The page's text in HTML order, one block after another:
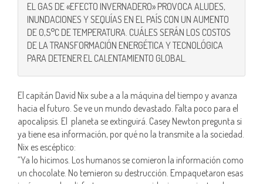
EL GAS DE «EFECTO INVERNADERO» PROVOCA ALUDES,
INUNDACIONES Y SEQUÍAS EN EL PAÍS CON UN AUMENTO
DE 0,5°C DE TEMPERATURA. CUÁLES SERÁN LOS COSTOS
DE LA TRANSFORMACIÓN ENERGÉTICA Y TECNOLÓGICA
PARA DETENER EL CALENTAMIENTO GLOBAL.
El capitán David Nix sube a a la máquina del tiempo y avanza
hacia el futuro. Se ve un mundo devastado. Falta poco para el
apocalipsis. El planeta se extinguirá. Casey Newton pregunta si
ya tiene esa información, por qué no la transmite a la sociedad.
Nix es escéptico:
“Ya lo hicimos. Los humanos se comieron la información como
un chocolate. No temieron su destrucción. Empaquetaron esas